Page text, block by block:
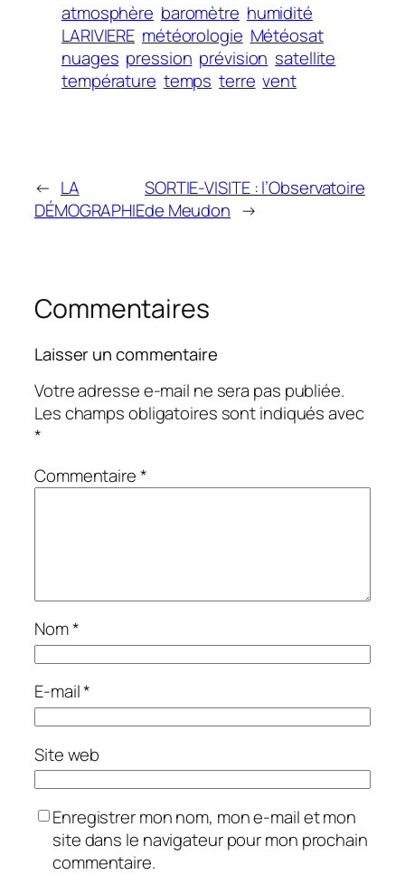
atmosphère baromètre humidité
LARIVIERE météorologie Météosat
nuages pression prévision satellite
température temps terre vent
← LA
DÉMOGRAPHIE
SORTIE-VISITE : l’Observatoire
de Meudon →
Commentaires
Laisser un commentaire
Votre adresse e-mail ne sera pas publiée.
Les champs obligatoires sont indiqués avec
*
Commentaire*
Nom*
E-mail*
Site web
Enregistrer mon nom, mon e-mail et mon
site dans le navigateur pour mon prochain
commentaire.